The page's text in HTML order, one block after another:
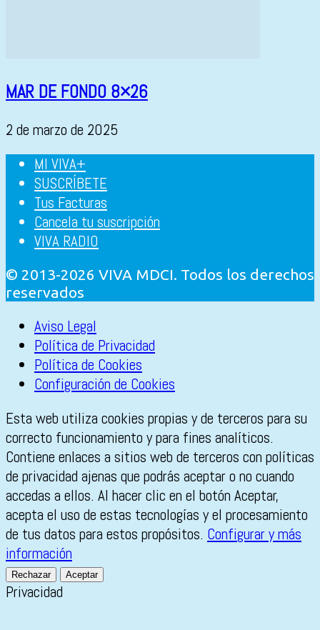
MAR DE FONDO 8×26
2 de marzo de 2025
MI VIVA+
SUSCRÍBETE
Tus Facturas
Cancela tu suscripción
VIVA RADIO
© 2013-2026 VIVA MDCI. Todos los derechos
reservados
Aviso Legal
Política de Privacidad
Política de Cookies
Configuración de Cookies
Esta web utiliza cookies propias y de terceros para su
correcto funcionamiento y para fines analíticos.
Contiene enlaces a sitios web de terceros con políticas
de privacidad ajenas que podrás aceptar o no cuando
accedas a ellos. Al hacer clic en el botón Aceptar,
acepta el uso de estas tecnologías y el procesamiento
de tus datos para estos propósitos. Configurar y más
información
Rechazar Aceptar
Privacidad